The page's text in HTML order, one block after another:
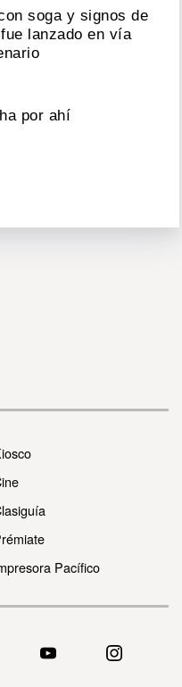
soga y signos de
lanzado en vía
por ahí
Pacífico